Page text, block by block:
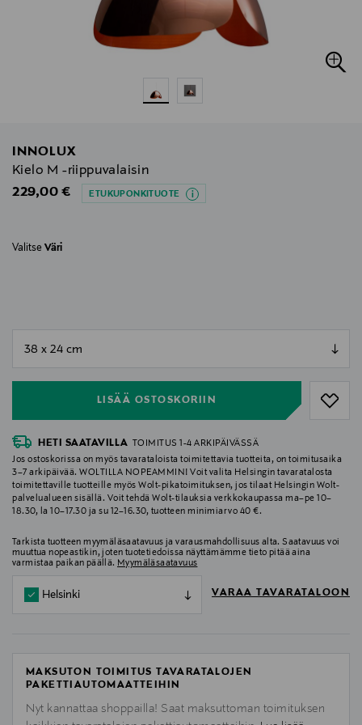
INNOLUX
Kielo M -riippuvalaisin
Original Price
229,00 € ETUKUPONKITUOTE
Valitse Väri
LISÄÄ OSTOSKORIIN
HETI SAATAVILLA
TOIMITUS 1-4 ARKIPÄIVÄSSÄ
Jos ostoskorissa on myös tavarataloista toimitettavia tuotteita, on toimitusaika
3–7 arkipäivää. WOLTILLA NOPEAMMIN! Voit valita Helsingin tavaratalosta
toimitettaville tuotteille myös Wolt-pikatoimituksen, jos tilaat Helsingin Wolt-
palvelualueen sisällä. Voit tehdä Wolt-tilauksia verkkokaupassa ma–pe 10–
18.30, la 10–17.30 ja su 12–16.30, tuotteen minimiarvo 40 €.
Tarkista tuotteen myymäläsaatavuus ja varausmahdollisuus alta. Saatavuus voi
muuttua nopeastikin, joten tuotetiedoissa näyttämämme tieto pitää aina
varmistaa paikan päällä. Myymäläsaatavuus
Helsinki VARAA TAVARATALOON
MAKSUTON TOIMITUS TAVARATALOJEN
PAKETTIAUTOMAATTEIHIN
Nyt kannattaa shoppailla! Saat maksuttoman toimituksen